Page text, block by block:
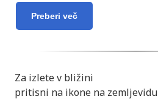
Preberi več
Za izlete v bližini
pritisni na ikone na zemljevidu